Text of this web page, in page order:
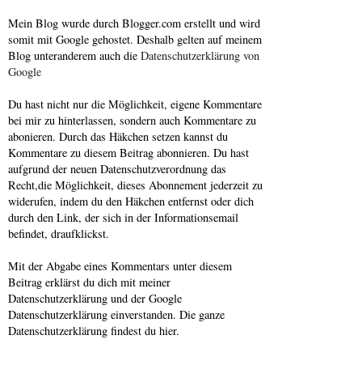
Mein Blog wurde durch Blogger.com erstellt und wird
somit mit Google gehostet. Deshalb gelten auf meinem
Blog unteranderem auch die Datenschutzerklärung von
Google
Du hast nicht nur die Möglichkeit, eigene Kommentare
bei mir zu hinterlassen, sondern auch Kommentare zu
abonieren. Durch das Häkchen setzen kannst du
Kommentare zu diesem Beitrag abonnieren. Du hast
aufgrund der neuen Datenschutzverordnung das
Recht,die Möglichkeit, dieses Abonnement jederzeit zu
widerufen, indem du den Häkchen entfernst oder dich
durch den Link, der sich in der Informationsemail
befindet, draufklickst.
Mit der Abgabe eines Kommentars unter diesem
Beitrag erklärst du dich mit meiner
Datenschutzerklärung und der Google
Datenschutzerklärung einverstanden. Die ganze
Datenschutzerklärung findest du hier.